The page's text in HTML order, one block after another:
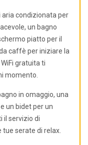
condizionata per
un bagno
piatto per il
caffè per iniziare la
gratuita ti
momento.
in omaggio, una
un bidet per un
il servizio di
serate di relax.